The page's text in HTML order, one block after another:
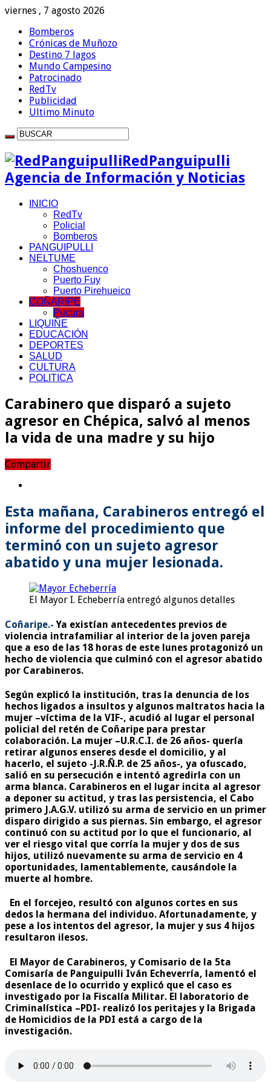
viernes , 7 agosto 2026
Bomberos
Crónicas de Muñozo
Destino 7 lagos
Mundo Campesino
Patrocinado
RedTv
Publicidad
Ultimo Minuto
RedPanguipulli
Agencia de Información y Noticias
INICIO
RedTv
Policial
Bomberos
PANGUIPULLI
NELTUME
Choshuenco
Puerto Fuy
Puerto Pirehueico
COÑARIPE
Pucura
LIQUIÑE
EDUCACIÓN
DEPORTES
SALUD
CULTURA
POLITICA
Carabinero que disparó a sujeto
agresor en Chépica, salvó al menos
la vida de una madre y su hijo
Compartir
Esta mañana, Carabineros entregó el
informe del procedimiento que
terminó con un sujeto agresor
abatido y una mujer lesionada.
El Mayor I. Echeberría entregó algunos detalles
Coñaripe.- Ya existían antecedentes previos de
violencia intrafamiliar al interior de la joven pareja
que a eso de las 18 horas de este lunes protagonizó un
hecho de violencia que culminó con el agresor abatido
por Carabineros.
Según explicó la institución, tras la denuncia de los
hechos ligados a insultos y algunos maltratos hacia la
mujer –víctima de la VIF-, acudió al lugar el personal
policial del retén de Coñaripe para prestar
colaboración. La mujer –U.R.C.I. de 26 años- quería
retirar algunos enseres desde el domicilio, y al
hacerlo, el sujeto -J.R.Ñ.P. de 25 años-, ya ofuscado,
salió en su persecución e intentó agredirla con un
arma blanca. Carabineros en el lugar incita al agresor
a deponer su actitud, y tras las persistencia, el Cabo
primero J.A.G.V. utilizó su arma de servicio en un primer
disparo dirigido a sus piernas. Sin embargo, el agresor
continuó con su actitud por lo que el funcionario, al
ver el riesgo vital que corría la mujer y dos de sus
hijos, utilizó nuevamente su arma de servicio en 4
oportunidades, lamentablemente, causándole la
muerte al hombre.
En el forcejeo, resultó con algunos cortes en sus
dedos la hermana del individuo. Afortunadamente, y
pese a los intentos del agresor, la mujer y sus 4 hijos
resultaron ilesos.
El Mayor de Carabineros, y Comisario de la 5ta
Comisaría de Panguipulli Iván Echeverría, lamentó el
desenlace de lo ocurrido y explicó que el caso es
investigado por la Fiscalía Militar. El laboratorio de
Criminalística –PDI- realizó los peritajes y la Brigada
de Homicidios de la PDI está a cargo de la
investigación.